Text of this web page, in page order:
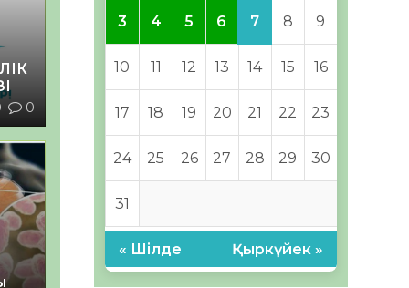
0
3 4 5 6 7 8 9
10 11 12 13 14 15 16
17 18 19 20 21 22 23
24 25 26 27 28 29 30
31
« Шілде Қыркүйек »